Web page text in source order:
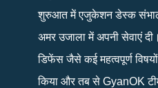
शुरुआत में एजुकेशन डेस्क
अमर उजाला में अपनी सेवाएं
डिफेंस जैसे कई महत्वपूर्ण
किया और तब से GyanOK